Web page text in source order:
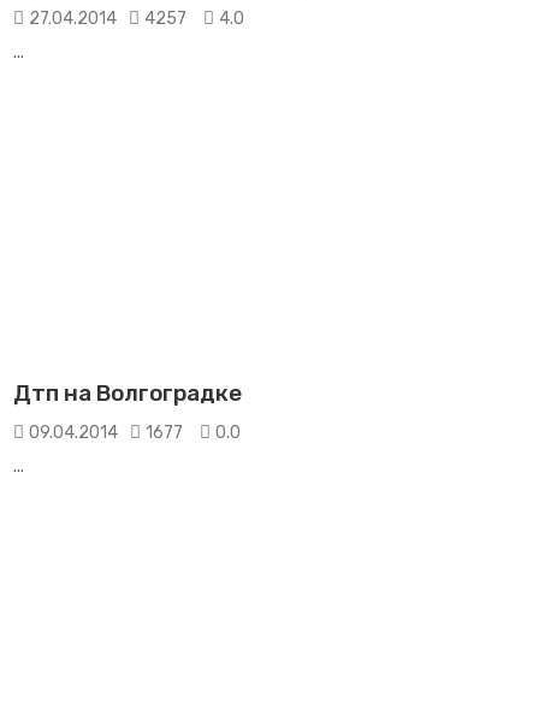
27.04.2014 4257
4.0
...
Дтп на Волгоградке
09.04.2014 1677
0.0
...